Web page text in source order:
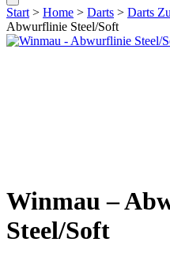
Start > Home > Darts > Darts
Abwurflinie Steel/Soft
Winmau –
Steel/Soft